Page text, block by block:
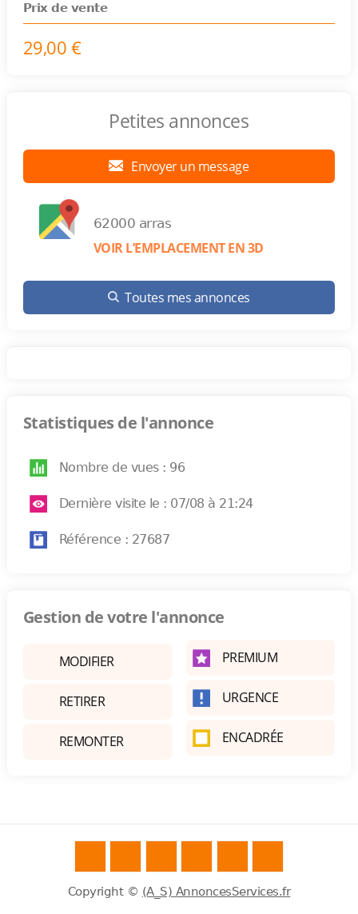
Prix de vente
29,00 €
Petites annonces
Envoyer un message
62000 arras
VOIR L’EMPLACEMENT EN 3D
Toutes mes annonces
Statistiques de l'annonce
Nombre de vues : 96
Dernière visite le : 07/08 à 21:24
Référence : 27687
Gestion de votre l'annonce
MODIFIER
RETIRER
REMONTER
PREMIUM
URGENCE
ENCADRÉE
Copyright © (A_S) AnnoncesServices.fr